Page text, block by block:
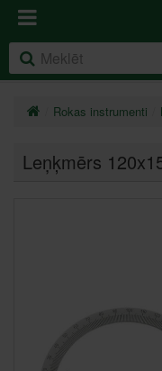
Rokas instrumenti
Leņķmērs